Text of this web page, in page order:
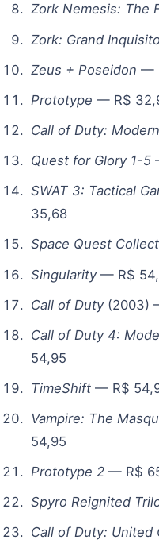
Zork Nemesis: The
Zork: Grand
Zeus + Poseidon —
Prototype — R$
Call of Duty:
Quest for Glory 1-5
SWAT 3: Tactical
35,68
Space Quest
Singularity— R$
Call of Duty(2003)
Call of Duty 4:
54,95
TimeShift— R$
Vampire: The
54,95
Prototype 2— R$
Spyro Reignited
Call of Duty: United